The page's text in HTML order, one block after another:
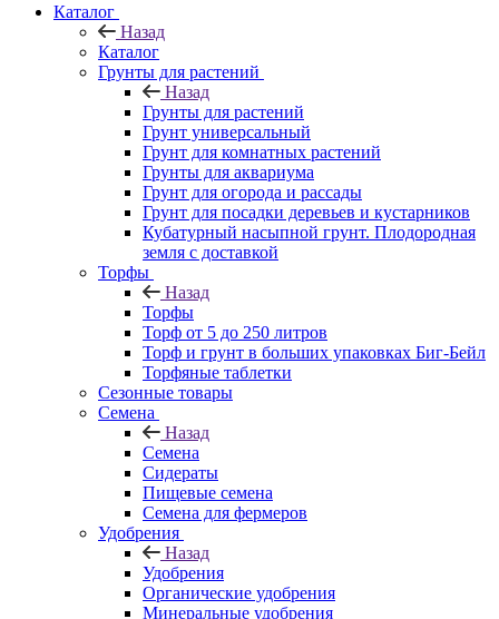
Каталог
Назад
Каталог
Грунты для растений
Назад
Грунты для растений
Грунт универсальный
Грунт для комнатных растений
Грунты для аквариума
Грунт для огорода и рассады
Грунт для посадки деревьев и кустарников
Кубатурный насыпной грунт. Плодородная
земля с доставкой
Торфы
Назад
Торфы
Торф от 5 до 250 литров
Торф и грунт в больших упаковках Биг-Бейл
Торфяные таблетки
Сезонные товары
Семена
Назад
Семена
Сидераты
Пищевые семена
Семена для фермеров
Удобрения
Назад
Удобрения
Органические удобрения
Минеральные удобрения